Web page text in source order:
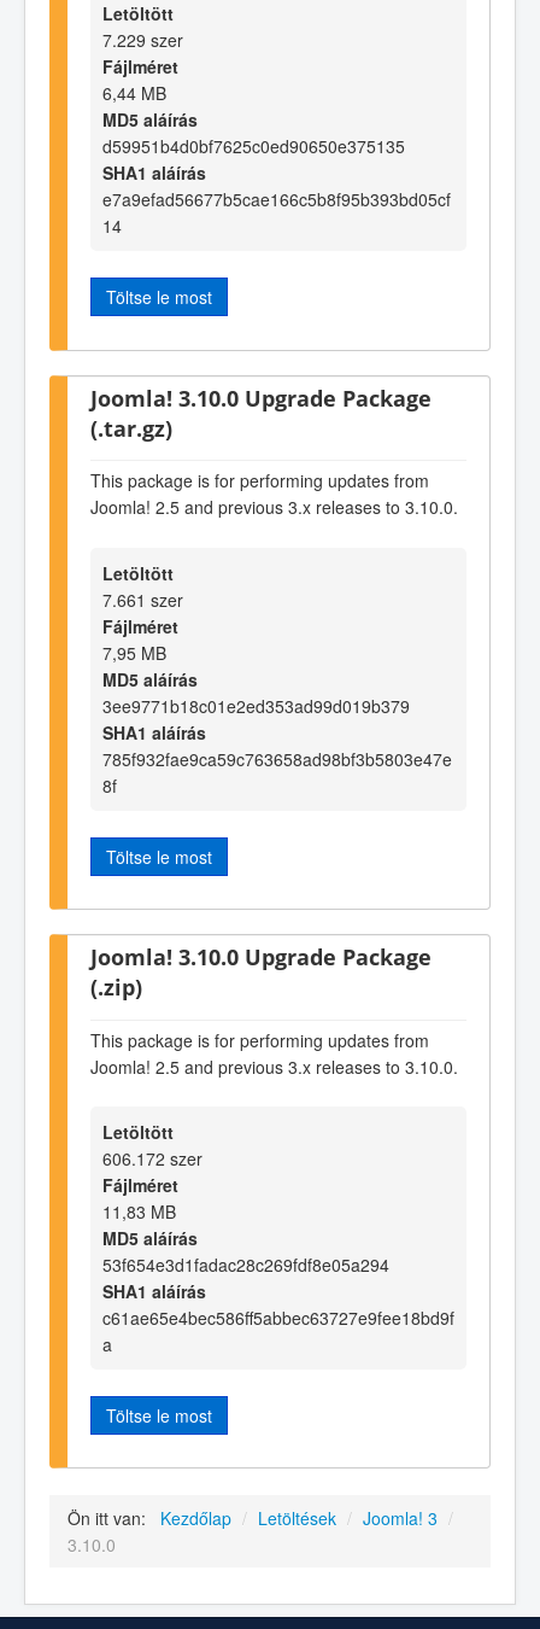
Letöltött
7.229 szer
Fájlméret
6,44 MB
MD5 aláírás
d59951b4d0bf7625c0ed90650e375135
SHA1 aláírás
e7a9efad56677b5cae166c5b8f95b393bd05cf
14
Töltse le most
Joomla! 3.10.0 Upgrade Package
(.tar.gz)
This package is for performing updates from
Joomla! 2.5 and previous 3.x releases to 3.10.0.
Letöltött
7.661 szer
Fájlméret
7,95 MB
MD5 aláírás
3ee9771b18c01e2ed353ad99d019b379
SHA1 aláírás
785f932fae9ca59c763658ad98bf3b5803e47e
8f
Töltse le most
Joomla! 3.10.0 Upgrade Package
(.zip)
This package is for performing updates from
Joomla! 2.5 and previous 3.x releases to 3.10.0.
Letöltött
606.172 szer
Fájlméret
11,83 MB
MD5 aláírás
53f654e3d1fadac28c269fdf8e05a294
SHA1 aláírás
c61ae65e4bec586ff5abbec63727e9fee18bd9f
a
Töltse le most
Ön itt van: Kezdőlap / Letöltések / Joomla! 3 /
3.10.0